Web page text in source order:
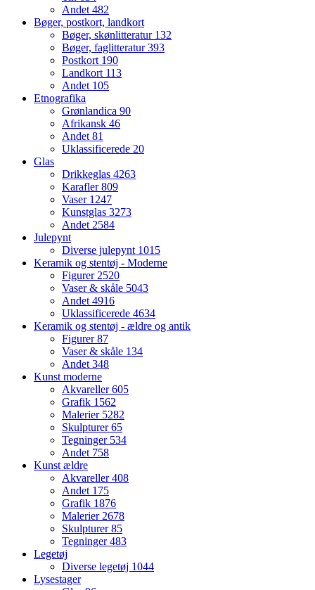
Andet 482
Bøger, postkort, landkort
Bøger, skønlitteratur 132
Bøger, faglitteratur393
Postkort 190
Landkort 113
Andet 105
Etnografika
Grønlandica 90
Afrikansk 46
Andet 81
Uklassificerede 20
Glas
Drikkeglas 4263
Karafler809
Vaser 1247
Kunstglas 3273
Andet 2584
Julepynt
Diverse julepynt 1015
Keramik og stentøj - Moderne
Figurer 2520
Vaser & skåle 5043
Andet 4916
Uklassificerede 4634
Keramik og stentøj - ældre og antik
Figurer87
Vaser & skåle 134
Andet 348
Kunst moderne
Akvareller605
Grafik 1562
Malerier 5282
Skulpturer65
Tegninger 534
Andet 758
Kunst ældre
Akvareller408
Andet 175
Grafik 1876
Malerier 2678
Skulpturer85
Tegninger483
Legetøj
Diverse legetøj 1044
Lysestager